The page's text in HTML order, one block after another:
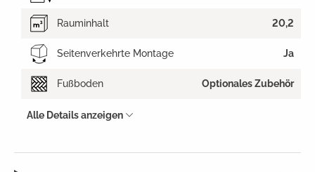
Rauminhalt 20,2
Seitenverkehrte Montage Ja
Fußboden Optionales Zubehör
Alle Details anzeigen